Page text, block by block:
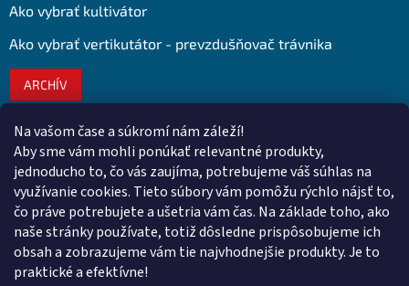
Na vašom čase a súkromí nám záleží!
Aby sme vám mohli ponúkať relevantné produkty,
jednoducho to, čo vás zaujíma, potrebujeme váš súhlas na
využívanie cookies. Tieto súbory vám pomôžu rýchlo nájsť to,
čo práve potrebujete a ušetria vám čas. Na základe toho, ako
naše stránky používate, totiž dôsledne prispôsobujeme ich
obsah a zobrazujeme vám tie najvhodnejšie produkty. Je to
praktické a efektívne!
Ako vybrať kultivátor
Ako vybrať vertikutátor - prevzdušňovač trávnika
ARCHÍV
Kontakt
obchod@ euroshopy.sk
0911 931 019
0911 931 019
Facebook Euroshopy